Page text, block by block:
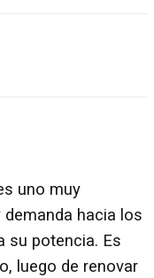
uno muy
hacia los
su potencia. Es
luego de renovar